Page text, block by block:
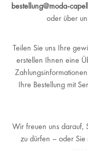
bestellung@moda-
oder über
Teilen Sie uns Ihre
erstellen Ihnen eine
Ihre Bestellung mit
Wir freuen uns darauf,
zu dürfen – oder Sie